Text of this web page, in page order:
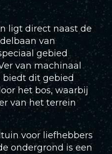
ligt direct naast de
van
gebied
van machinaal
biedt dit gebied
het bos, waarbij
van het terrein
voor liefhebbers
ondergrond is een